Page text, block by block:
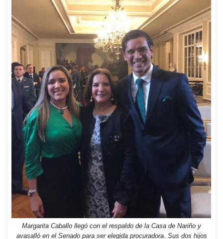
Margarita Caballo llegó con el respaldo de la Casa de Nariño y
avasalló en el Senado para ser elegida procuradora. Sus dos hijos